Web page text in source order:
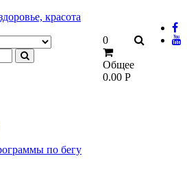
0
Общее
0.00 Р
по бегу